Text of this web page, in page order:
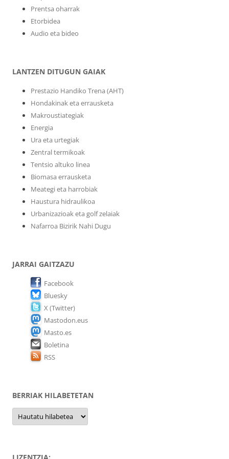
Prentsa oharrak
Etorbidea
Audio eta bideo
LANTZEN DITUGUN GAIAK
Prestazio Handiko Trena (AHT)
Hondakinak eta errausketa
Makroustiategiak
Energia
Ura eta urtegiak
Zentral termikoak
Tentsio altuko linea
Biomasa errausketa
Meategi eta harrobiak
Haustura hidraulikoa
Urbanizazioak eta golf zelaiak
Nafarroa Bizirik Nahi Dugu
JARRAI GAITZAZU
Facebook
Bluesky
X (Twitter)
Mastodon.eus
Masto.es
Boletina
RSS
BERRIAK HILABETETAN
Berriak
hilabetetan